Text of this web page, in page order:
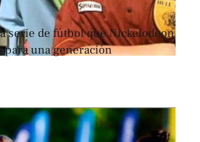
serie de fútbol que Nickelodeon
una generación